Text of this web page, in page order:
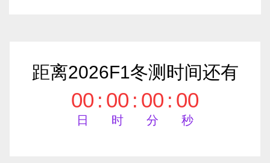
距离2026F1冬测时间还有
00
日
: 00
时
: 00
分
: 00
秒